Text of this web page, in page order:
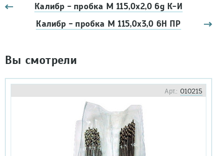
Калибр - пробка М 115,0х2,0 6g К-И
Калибр - пробка М 115,0х3,0 6Н ПР
Вы смотрели
Арт.: 010215